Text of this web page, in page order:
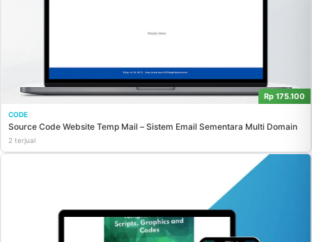
Rp 175.100
CODE
Source Code Website Temp Mail – Sistem Email Sementara Multi Domain
2 terjual